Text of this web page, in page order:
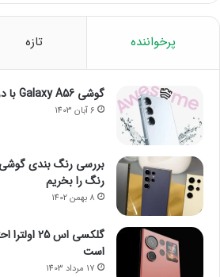
پرخواننده تازه
گوشی Galaxy A56 با دوربین بهتر همراه است
6 آبان 1403
رنگ را بخریم
8 بهمن 1402
است
17 مرداد 1403